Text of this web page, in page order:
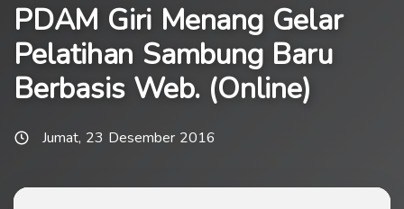
PDAM Giri Menang Gelar
Pelatihan Sambung Baru
Berbasis Web. (Online)
Jumat, 23 Desember 2016